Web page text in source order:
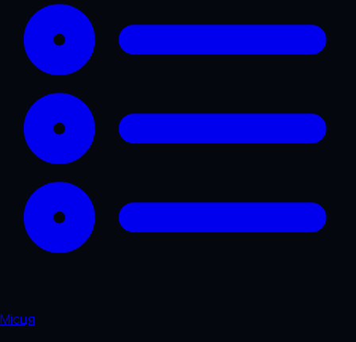
Місця